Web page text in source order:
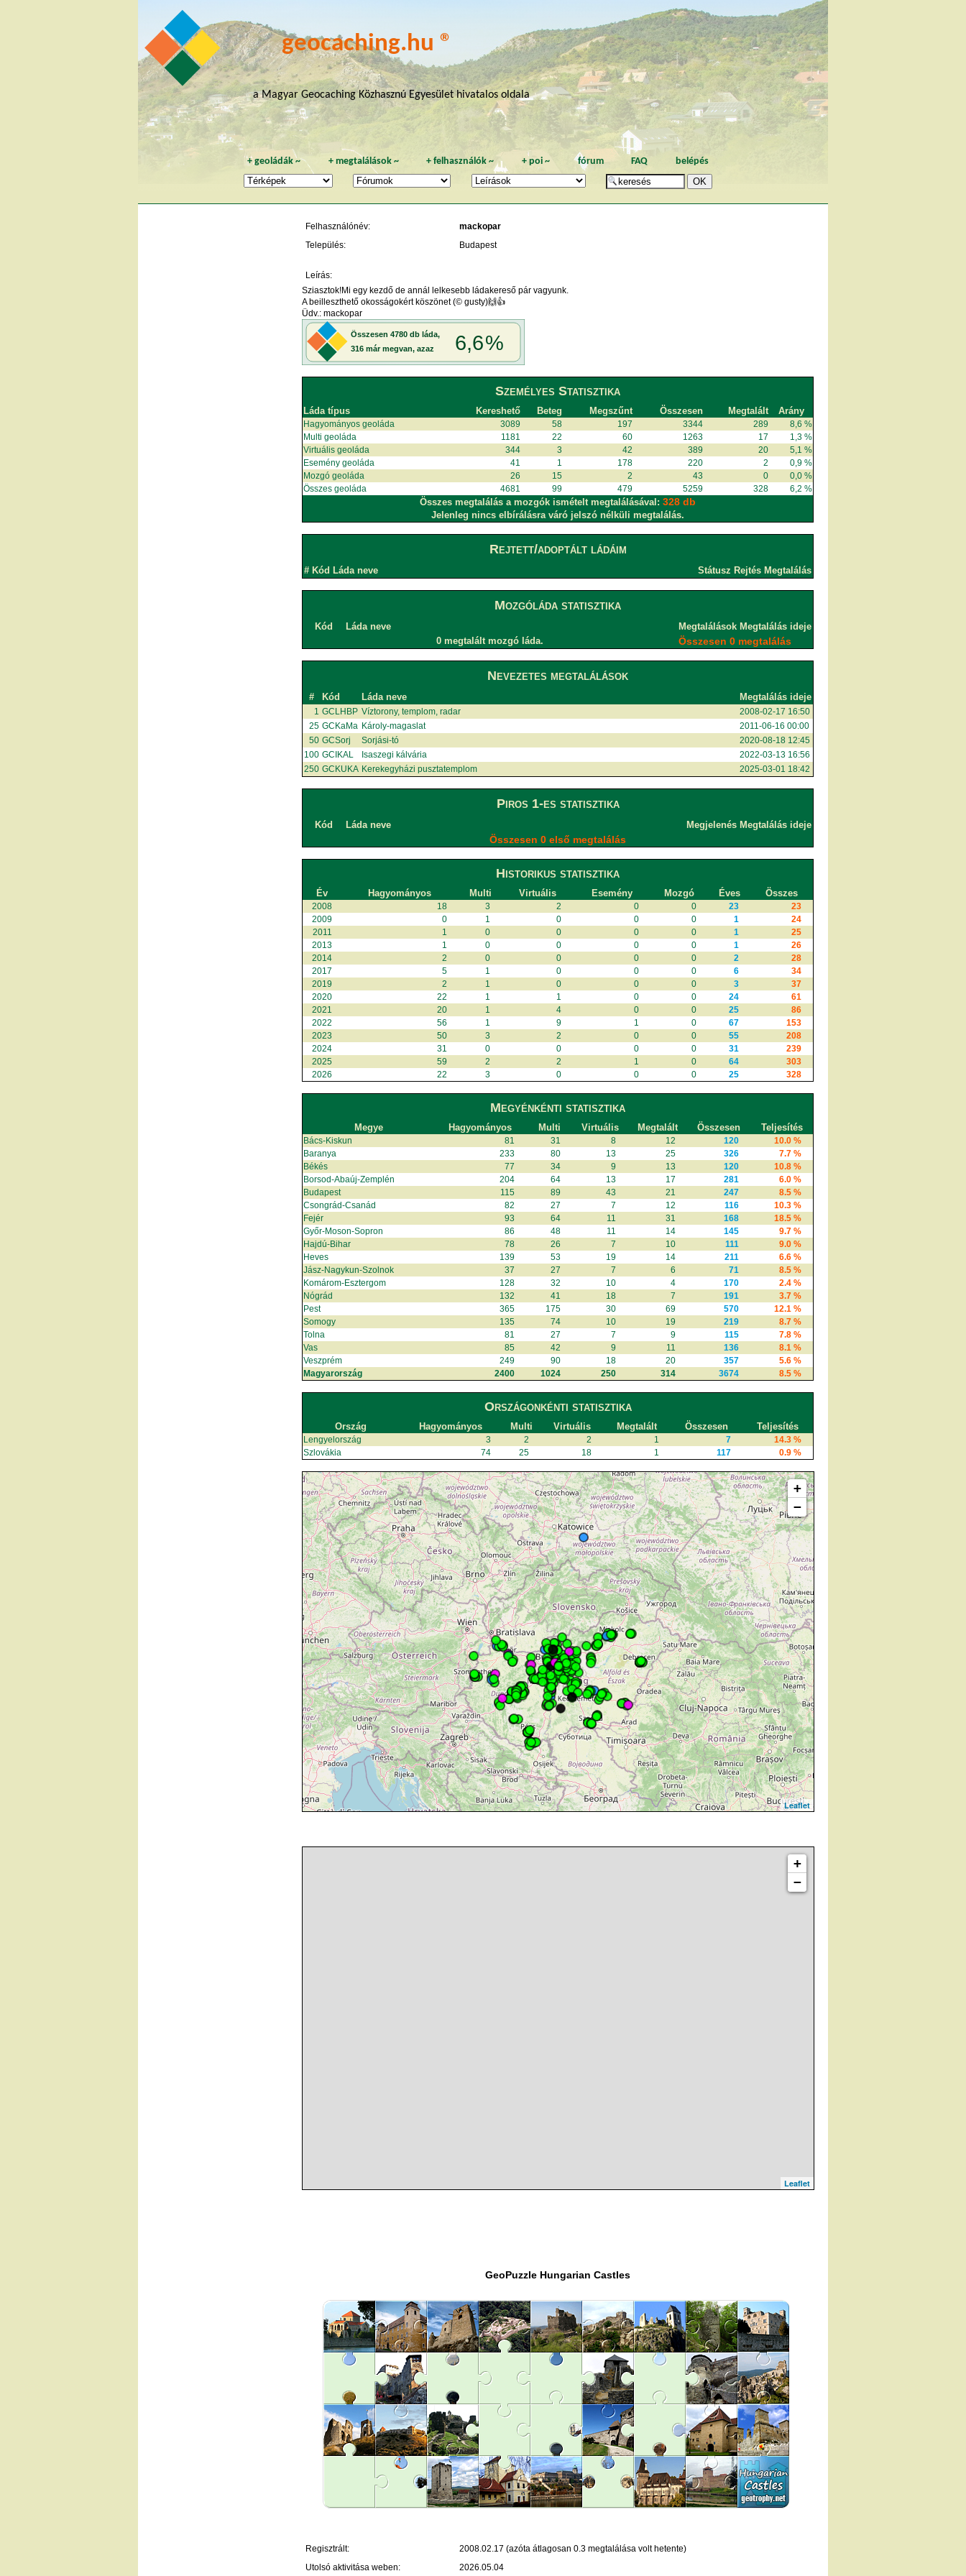
geocaching.hu ®
a Magyar Geocaching Közhasznú Egyesület hivatalos oldala
+geoládák ~ + megtalálások~ +felhasználók ~ + poi~ fórum FAQ belépés
Felhasználónév:
mackopar
Település:
Budapest
Leírás:
Sziasztok!Mi egy kezdő de annál lelkesebb ládakereső pár vagyunk.
A beilleszthető okosságokért köszönet (© gusty)🙌👍
Üdv.: mackopar
Személyes Statisztika
Láda típus Kereshető Beteg Megszűnt Összesen Megtalált Arány
Hagyományos geoláda 3089 58 197 3344 289
8,6 %
Multi geoláda
1181 22 60 1263 17
1,3 %
Virtuális geoláda
344 3 42 389 20
5,1 %
Esemény geoláda
41 1 178 220 2
0,9 %
Mozgó geoláda
26 15 2 43 0
0,0 %
Összes geoláda
4681 99 479 5259 328 6,2 %
Összes megtalálás a mozgók ismételt megtalálásával:328 db
Jelenleg nincs elbírálásra váró jelszó nélküli megtalálás.
Rejtett/adoptált ládáim
# Kód Láda neve Státusz Rejtés Megtalálás
Mozgóláda statisztika
Kód Láda neve Megtalálások Megtalálás ideje
0 megtalált mozgó láda.
Összesen 0 megtalálás
Nevezetes megtalálások
# Kód Láda neve Megtalálás ideje
1 GCLHBP Víztorony, templom, radar
2008-02-17 16:50
25 GCKaMa Károly-magaslat
2011-06-16 00:00
50 GCSorj Sorjási-tó
2020-08-18 12:45
100 GCIKAL Isaszegi kálvária
2022-03-13 16:56
250 GCKUKA Kerekegyházi pusztatemplom 2025-03-01 18:42
Piros 1-es statisztika
Kód Láda neve Megjelenés Megtalálás ideje
Összesen 0 első megtalálás
Historikus statisztika
Év Hagyományos Multi Virtuális Esemény Mozgó Éves Összes
2008 18 3 2 0 0 23
23
2009
0 1 0 0 0 1
24
2011
1 0 0 0 0 1
25
2013
1 0 0 0 0 1
26
2014
2 0 0 0 0 2
28
2017
5 1 0 0 0 6
34
2019
2 1 0 0 0 3
37
2020
22 1 1 0 0 24
61
2021
20 1 4 0 0 25
86
2022
56 1 9 1 0 67
153
2023
50 3 2 0 0 55
208
2024
31 0 0 0 0 31
239
2025
59 2 2 1 0 64
303
2026
22 3 0 0 0 25 328
Megyénkénti statisztika
Megye Hagyományos Multi Virtuális Megtalált Összesen Teljesítés
Bács-Kiskun 81 31 8 12 120
10.0 %
Baranya
233 80 13 25 326
7.7 %
Békés
77 34 9 13 120
10.8 %
Borsod-Abaúj-Zemplén
204 64 13 17 281
6.0 %
Budapest
115 89 43 21 247
8.5 %
Csongrád-Csanád
82 27 7 12 116
10.3 %
Fejér
93 64 11 31 168
18.5 %
Győr-Moson-Sopron
86 48 11 14 145
9.7 %
Hajdú-Bihar
78 26 7 10 111
9.0 %
Heves
139 53 19 14 211
6.6 %
Jász-Nagykun-Szolnok
37 27 7 6 71
8.5 %
Komárom-Esztergom
128 32 10 4 170
2.4 %
Nógrád
132 41 18 7 191
3.7 %
Pest
365 175 30 69 570
12.1 %
Somogy
135 74 10 19 219
8.7 %
Tolna
81 27 7 9 115
7.8 %
Vas
85 42 9 11 136
8.1 %
Veszprém
249 90 18 20 357
5.6 %
Magyarország
2400 1024 250 314 3674 8.5 %
Országonkénti statisztika
Ország Hagyományos Multi Virtuális Megtalált Összesen Teljesítés
Lengyelország 3 2 2 1 7
14.3 %
Szlovákia
74 25 18 1 117 0.9 %
+
−
Leaflet
+
−
Leaflet
GeoPuzzle Hungarian Castles
Regisztrált:
2008.02.17 (azóta átlagosan 0.3 megtalálása volt hetente)
Utolsó aktivitása weben:
2026.05.04